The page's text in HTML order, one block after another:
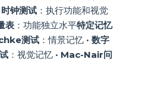
时钟测试：执行功能和视觉
表：功能独立水平特定记忆
测试：情景记忆 • 数字
：视觉记忆 • Mac-Nair问